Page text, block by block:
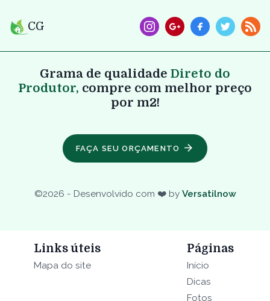
CG
Grama de qualidade Direto do
Produtor, compre com melhor preço
por m2!
FAÇA SEU ORÇAMENTO
©2026 - Desenvolvido com ❤️ by Versatilnow
Links úteis
Mapa do site
Páginas
Início
Dicas
Fotos